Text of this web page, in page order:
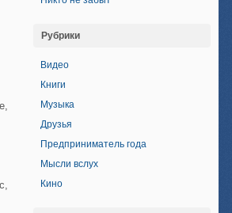
Рубрики
Видео
Книги
Музыка
Друзья
Предприниматель года
Мысли вслух
Кино